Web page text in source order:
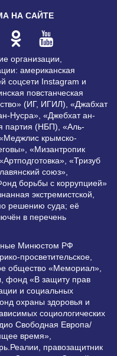
НА САЙТЕ
организации,
американская
соцсети Instagram и
повстанческая
(ИГ, ИГИЛ), «Джабхат
Нусра», «Джебхат ан-
партия (НБП), «Аль-
крымско-
«Мизантропик
«Тризуб
союз»,
борьбы с коррупцией»
экстремистской,
решению суда; её
в перечень
Минюстом РФ
просветительское,
общество «Мемориал»,
фонд «В защиту прав
и социальных
охраны здоровья и
социологических
Свободная Европа/
время»,
правозащитник